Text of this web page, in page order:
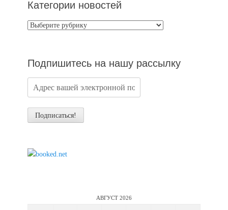
Категории новостей
Категории
Подпишитесь на нашу рассылку
АВГУСТ 2026